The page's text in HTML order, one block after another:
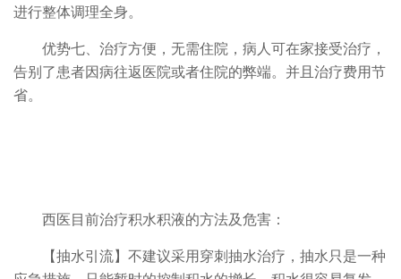
进行整体调理全身。
优势七、治疗方便，无需住院，病人可在家接受治疗，
告别了患者因病往返医院或者住院的弊端。并且治疗费用节
省。
西医目前治疗积水积液的方法及危害：
【抽水引流】不建议采用穿刺抽水治疗，抽水只是一种